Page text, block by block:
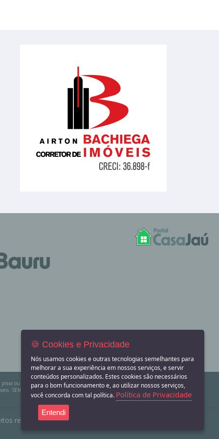
ou sítio para eventos? Aqui você também encontra! O Portal Casa Jaú apenas divulga
SEMPRE consulte a imobiliária ou proprietário para confirmar as informações
reservados.
🍪 Cookies e Privacidade
Nós usamos cookies e outras tecnologias semelhantes para
melhorar a sua experiência em nossos serviços, e servir
conteúdos personalizados. Estes cookies são necessários
para o bom funcionamento e, ao utilizar nossos serviços,
você concorda com tal política. Política de Privacidade
Entendi